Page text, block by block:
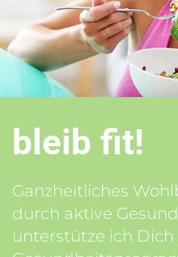
bleib fit!
Ganzheitliches
durch aktive
unterstütze ich